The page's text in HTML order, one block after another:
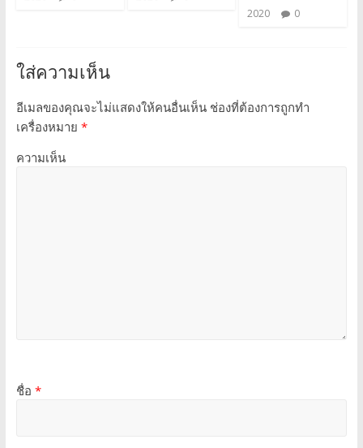
2020
0
ใส่ความเห็น
อีเมลของคุณจะไม่แสดงให้คนอื่นเห็นช่องที่ต้องการถูกทำ
เครื่องหมาย *
ความเห็น
ชื่อ *